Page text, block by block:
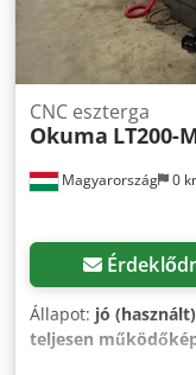
Magyarország 0
CNC eszterga
Okuma LT200-
Állapot: jó (használt)
teljesen